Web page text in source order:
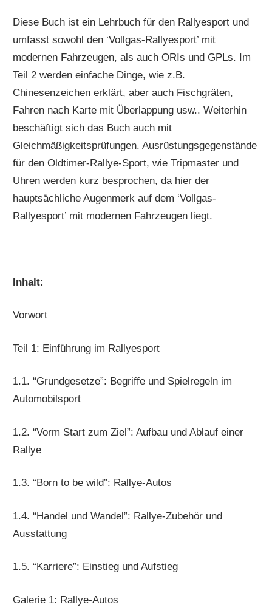
Diese Buch ist ein Lehrbuch für den Rallyesport und
umfasst sowohl den ‘Vollgas-Rallyesport’ mit
modernen Fahrzeugen, als auch ORIs und GPLs. Im
Teil 2 werden einfache Dinge, wie z.B.
Chinesenzeichen erklärt, aber auch Fischgräten,
Fahren nach Karte mit Überlappung usw.. Weiterhin
beschäftigt sich das Buch auch mit
Gleichmäßigkeitsprüfungen. Ausrüstungsgegenstände
für den Oldtimer-Rallye-Sport, wie Tripmaster und
Uhren werden kurz besprochen, da hier der
hauptsächliche Augenmerk auf dem ‘Vollgas-
Rallyesport’ mit modernen Fahrzeugen liegt.
Inhalt:
Vorwort
Teil 1: Einführung im Rallyesport
1.1. “Grundgesetze”: Begriffe und Spielregeln im
Automobilsport
1.2. “Vorm Start zum Ziel”: Aufbau und Ablauf einer
Rallye
1.3. “Born to be wild”: Rallye-Autos
1.4. “Handel und Wandel”: Rallye-Zubehör und
Ausstattung
1.5. “Karriere”: Einstieg und Aufstieg
Galerie 1: Rallye-Autos